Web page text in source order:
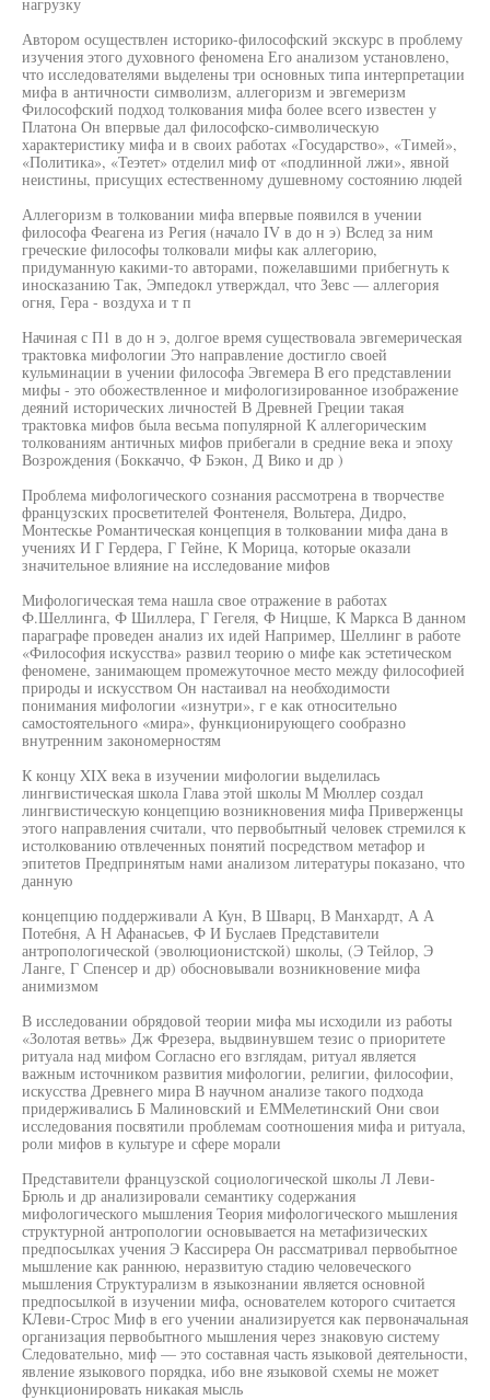
Автором осуществлен историко-философский экскурс в проблему
изучения этого духовного феномена Его анализом установлено,
что исследователями выделены три основных типа интерпретации
мифа в античности символизм, аллегоризм и эвгемеризм
Философский подход толкования мифа более всего известен у
Платона Он впервые дал философско-символическую
характеристику мифа и в своих работах «Государство», «Тимей»,
«Политика», «Теэтет» отделил миф от «подлинной лжи», явной
неистины, присущих естественному душевному состоянию людей
Аллегоризм в толковании мифа впервые появился в учении
философа Феагена из Регия (начало IV в до н э) Вслед за ним
греческие философы толковали мифы как аллегорию,
придуманную какими-то авторами, пожелавшими прибегнуть к
иносказанию Так, Эмпедокл утверждал, что Зевс — аллегория
огня, Гера - воздуха и т п
Начиная с П1 в до н э, долгое время существовала эвгемерическая
трактовка мифологии Это направление достигло своей
кульминации в учении философа Эвгемера В его представлении
мифы - это обожествленное и мифологизированное изображение
деяний исторических личностей В Древней Греции такая
трактовка мифов была весьма популярной К аллегорическим
толкованиям античных мифов прибегали в средние века и эпоху
Возрождения (Боккаччо, Ф Бэкон, Д Вико и др )
Проблема мифологического сознания рассмотрена в творчестве
французских просветителей Фонтенеля, Вольтера, Дидро,
Монтескье Романтическая концепция в толковании мифа дана в
учениях И Г Гердера, Г Гейне, К Морица, которые оказали
значительное влияние на исследование мифов
Мифологическая тема нашла свое отражение в работах
Ф.Шеллинга, Ф Шиллера, Г Гегеля, Ф Ницше, К Маркса В данном
параграфе проведен анализ их идей Например, Шеллинг в работе
«Философия искусства» развил теорию о мифе как эстетическом
феномене, занимающем промежуточное место между философией
природы и искусством Он настаивал на необходимости
понимания мифологии «изнутри», г е как относительно
самостоятельного «мира», функционирующего сообразно
внутренним закономерностям
К концу XIX века в изучении мифологии выделилась
лингвистическая школа Глава этой школы М Мюллер создал
лингвистическую концепцию возникновения мифа Приверженцы
этого направления считали, что первобытный человек стремился к
истолкованию отвлеченных понятий посредством метафор и
эпитетов Предпринятым нами анализом литературы показано, что
данную
концепцию поддерживали А Кун, В Шварц, В Манхардт, А А
Потебня, А Н Афанасьев, Ф И Буслаев Представители
антропологической (эволюционистской) школы, (Э Тейлор, Э
Ланге, Г Спенсер и др) обосновывали возникновение мифа
анимизмом
В исследовании обрядовой теории мифа мы исходили из работы
«Золотая ветвь» Дж Фрезера, выдвинувшем тезис о приоритете
ритуала над мифом Согласно его взглядам, ритуал является
важным источником развития мифологии, религии, философии,
искусства Древнего мира В научном анализе такого подхода
придерживались Б Малиновский и ЕММелетинский Они свои
исследования посвятили проблемам соотношения мифа и ритуала,
роли мифов в культуре и сфере морали
Представители французской социологической школы Л Леви-
Брюль и др анализировали семантику содержания
мифологического мышления Теория мифологического мышления
структурной антропологии основывается на метафизических
предпосылках учения Э Кассирера Он рассматривал первобытное
мышление как раннюю, неразвитую стадию человеческого
мышления Структурализм в языкознании является основной
предпосылкой в изучении мифа, основателем которого считается
КЛеви-Строс Миф в его учении анализируется как первоначальная
организация первобытного мышления через знаковую систему
Следовательно, миф — это составная часть языковой деятельности,
явление языкового порядка, ибо вне языковой схемы не может
функционировать никакая мысль